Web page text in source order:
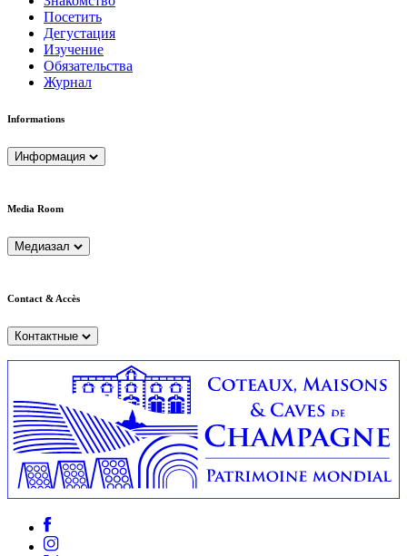
Посетить
Дегустация
Изучение
Обязательства
Журнал
Informations
Информация
Media Room
Медиазал
Contact & Accès
Контактные